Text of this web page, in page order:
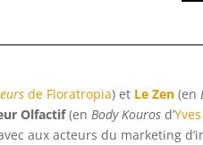
de Floratropia) et Le Zen (en
Olfactif(enBody Kouros d’
aux acteurs du marketing